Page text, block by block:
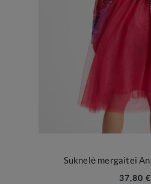
Suknelė mergaitei
37,80 €